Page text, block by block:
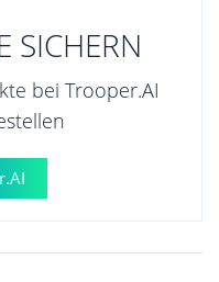
SICHERN
bei Trooper.AI